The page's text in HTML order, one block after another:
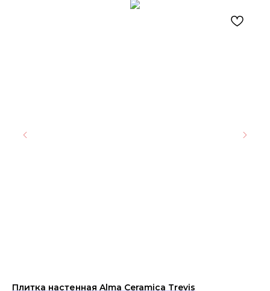
Плитка настенная Alma Ceramica Trevis